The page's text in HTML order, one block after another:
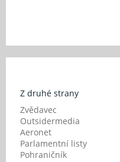
Z druhé strany
Zvědavec
Outsidermedia
Aeronet
Parlamentní listy
Pohraničník